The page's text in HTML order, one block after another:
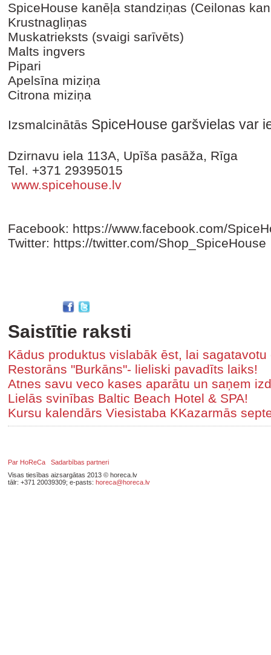
SpiceHouse kanēļa standziņas (Ceilonas
Krustnagliņas
Muskatrieksts (svaigi sarīvēts)
Malts ingvers
Pipari
Apelsīna miziņa
Citrona miziņa
Izsmalcinātās SpiceHouse garšvielas var
Dzirnavu iela 113A, Upīša pasāža, Rīga
Tel. +371 29395015
www.spicehouse.lv
Facebook: https://www.facebook.com/
Twitter: https://twitter.com/Shop_SpiceHouse
Saistītie raksti
Kādus produktus vislabāk ēst, lai
Restorāns "Burkāns"- lieliski pavadīts laiks!
Atnes savu veco kases aparātu un saņem
Lielās svinības Baltic Beach Hotel & SPA!
Kursu kalendārs Viesistaba KKazarmās
Par HoReCa
Sadarbības partneri
Visas tiesības aizsargātas 2013 © horeca.lv
tālr: +371 20039309; e-pasts: horeca@horeca.lv